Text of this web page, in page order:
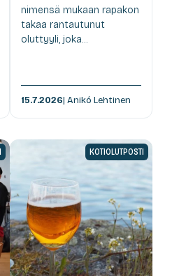
nimensä mukaan rapakon
takaa rantautunut
oluttyyli, joka...
15.7.2026| Anikó Lehtinen
KOTIOLUTPOSTI